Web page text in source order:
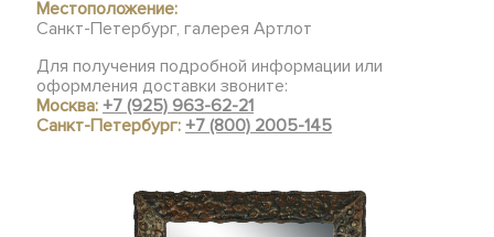
Местоположение:
Санкт-Петербург, галерея Артлот
Для получения подробной информации или
оформления доставки звоните:
Москва:+7 (925) 963-62-21
Санкт-Петербург:+7 (800) 2005-145